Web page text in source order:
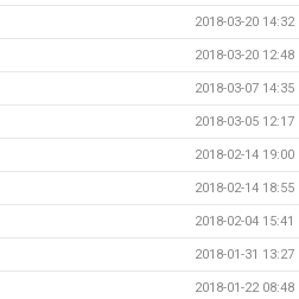
2018-03-20 14:32
2018-03-20 12:48
2018-03-07 14:35
2018-03-05 12:17
2018-02-14 19:00
2018-02-14 18:55
2018-02-04 15:41
2018-01-31 13:27
2018-01-22 08:48